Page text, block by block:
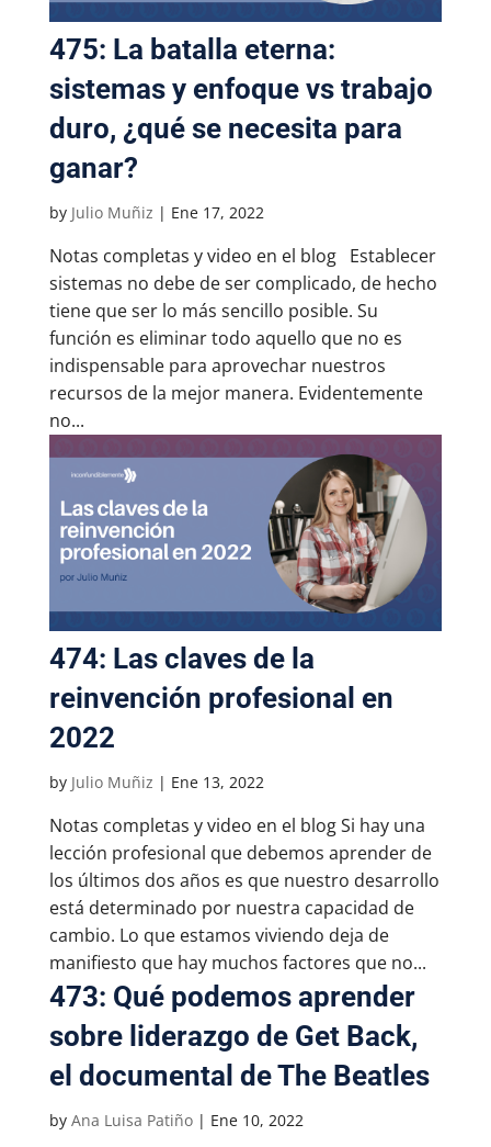
475: La batalla eterna:
sistemas y enfoque vs trabajo
duro, ¿qué se necesita para
ganar?
by Julio Muñiz | Ene 17, 2022
Notas completas y video en el blog Establecer
sistemas no debe de ser complicado, de hecho
tiene que ser lo más sencillo posible. Su
función es eliminar todo aquello que no es
indispensable para aprovechar nuestros
recursos de la mejor manera. Evidentemente
no...
474: Las claves de la
reinvención profesional en
2022
by Julio Muñiz | Ene 13, 2022
Notas completas y video en el blog Si hay una
lección profesional que debemos aprender de
los últimos dos años es que nuestro desarrollo
está determinado por nuestra capacidad de
cambio. Lo que estamos viviendo deja de
manifiesto que hay muchos factores que no...
473: Qué podemos aprender
sobre liderazgo de Get Back,
el documental de The Beatles
by Ana Luisa Patiño| Ene 10, 2022